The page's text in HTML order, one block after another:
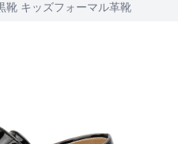
靴 キッズフォーマル革靴